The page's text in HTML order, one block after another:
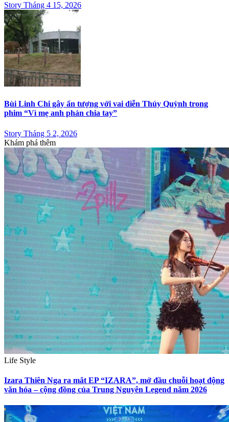
Story Tháng 4 15, 2026
Bùi Linh Chi gây ấn tượng với vai diễn Thúy Quỳnh trong
phim “Vì mẹ anh phán chia tay”
Story Tháng 5 2, 2026
Khám phá thêm
Life Style
Izara Thiên Nga ra mắt EP “IZARA”, mở đầu chuỗi hoạt động
văn hóa – cộng đồng của Trung Nguyên Legend năm 2026